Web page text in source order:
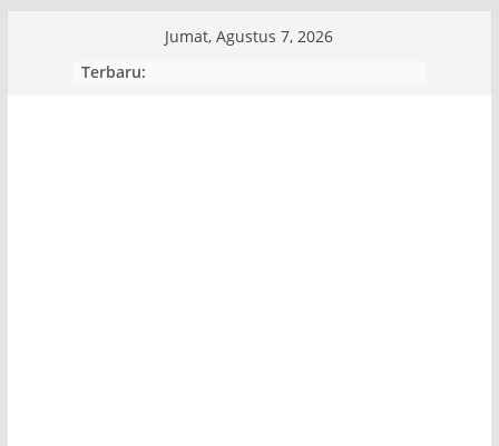
Jumat, Agustus 7, 2026
Terbaru: